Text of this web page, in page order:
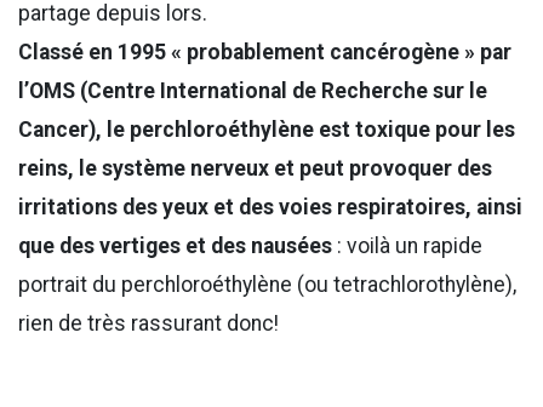
partage depuis lors.
Classé en 1995 « probablement cancérogène » par
l’OMS (Centre International de Recherche sur le
Cancer), le perchloroéthylène est toxique pour les
reins, le système nerveux et peut provoquer des
irritations des yeux et des voies respiratoires, ainsi
que des vertiges et des nausées : voilà un rapide
portrait du perchloroéthylène (ou tetrachlorothylène),
rien de très rassurant donc!